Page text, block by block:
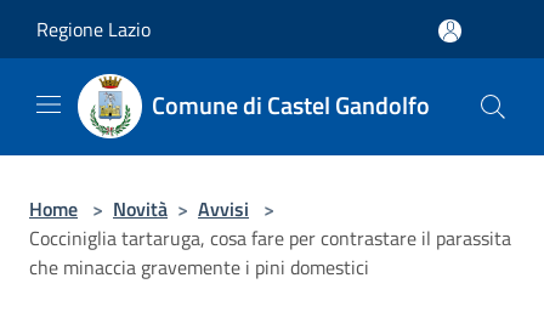
Regione Lazio
Comune di Castel Gandolfo
Home > Novità > Avvisi >
Cocciniglia tartaruga, cosa fare per contrastare il parassita
che minaccia gravemente i pini domestici